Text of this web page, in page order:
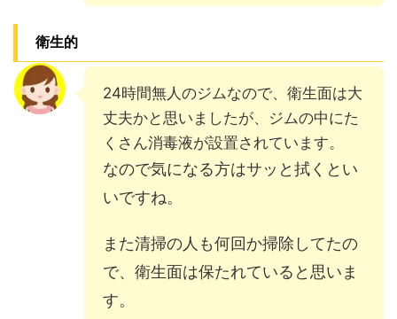
衛生的
24時間無人のジムなので、衛生面は大
丈夫かと思いましたが、ジムの中にた
くさん消毒液が設置されています。
なので気になる方はサッと拭くとい
いですね。
また清掃の人も何回か掃除してたの
で、衛生面は保たれていると思いま
す。